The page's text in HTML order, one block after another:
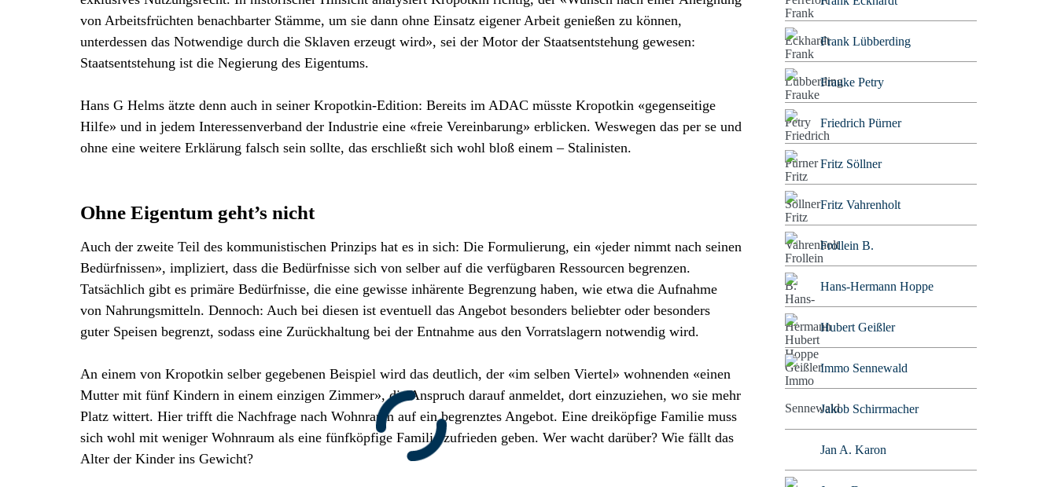
von Arbeitsfrüchten benachbarter Stämme, um sie dann ohne Einsatz eigener Arbeit genießen zu können,
unterdessen das Notwendige durch die Sklaven erzeugt wird», sei der Motor der Staatsentstehung gewesen:
Staatsentstehung ist die Negierung des Eigentums.
Hans G Helms ätzte denn auch in seiner Kropotkin-Edition: Bereits im ADAC müsste Kropotkin «gegenseitige
Hilfe» und in jedem Interessenverband der Industrie eine «freie Vereinbarung» erblicken. Weswegen das per se und
ohne eine weitere Erklärung falsch sein sollte, das erschließt sich wohl bloß einem – Stalinisten.
Ohne Eigentum geht’s nicht
Auch der zweite Teil des kommunistischen Prinzips hat es in sich: Die Formulierung, ein «jeder nimmt nach seinen
Bedürfnissen», impliziert, dass die Bedürfnisse sich von selber auf die verfügbaren Ressourcen begrenzen.
Tatsächlich gibt es primäre Bedürfnisse, die eine gewisse inhärente Begrenzung haben, wie etwa die Aufnahme
von Nahrungsmitteln. Dennoch: Auch bei diesen ist eventuell das Angebot besonders beliebter oder besonders
guter Speisen begrenzt, sodass eine Zurückhaltung bei der Entnahme aus den Vorratslagern notwendig wird.
An einem von Kropotkin selber gegebenen Beispiel wird das deutlich, der «im selben Viertel» wohnenden «einen
Mutter mit fünf Kindern in einem einzigen Zimmer», die Anspruch darauf anmeldet, dort einzuziehen, wo sie mehr
Platz wittert. Hier trifft die Nachfrage nach Wohnraum auf ein begrenztes Angebot. Eine dreiköpfige Familie muss
sich wohl mit weniger Wohnraum als eine fünfköpfige Familie zufrieden geben. Wer wacht darüber? Wie fällt das
Alter der Kinder ins Gewicht?
Frank Lübberding
Frauke Petry
Friedrich Pürner
Fritz Söllner
Fritz Vahrenholt
Frollein B.
Hans-Hermann Hoppe
Hubert Geißler
Immo Sennewald
Jakob Schirrmacher
Jan A. Karon